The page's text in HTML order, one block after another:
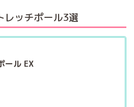
レッチポール3選
ール EX